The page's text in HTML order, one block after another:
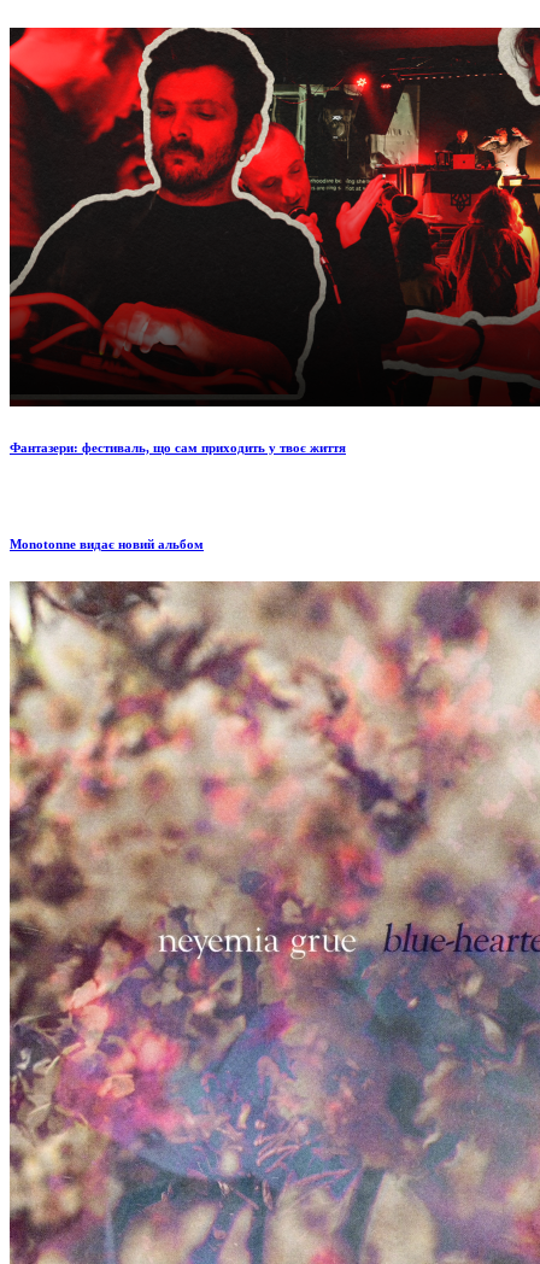
Фантазери: фестиваль, що сам приходить у твоє життя
Monotonne видає новий альбом